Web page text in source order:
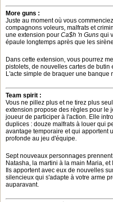
More guns :
Juste au moment où vous
compagnons voleurs, malfrats et
une extension pour Ca$h 'n Guns qui
épaule longtemps après que les
Dans cette extension, vous pourrez
pistolets, de nouvelles cartes de
L'acte simple de braquer une banque
Team spirit :
Vous ne pillez plus et ne tirez plus
extension propose des règles pour le
joueur de participer à l'action. Elle
duplices : douze malfrats à louer qui
avantage temporaire et qui apportent
profonde au jeu d'équipe.
Sept nouveaux personnages
Natasha, la martini à la main Maria,
Ils apportent avec eux de nouvelles
silencieux qui s'adapte à votre arme
auparavant.